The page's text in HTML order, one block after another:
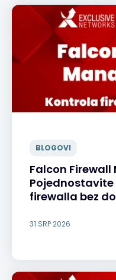
BLOGOVI
Falcon
firewalla bez
31 SRP 2026